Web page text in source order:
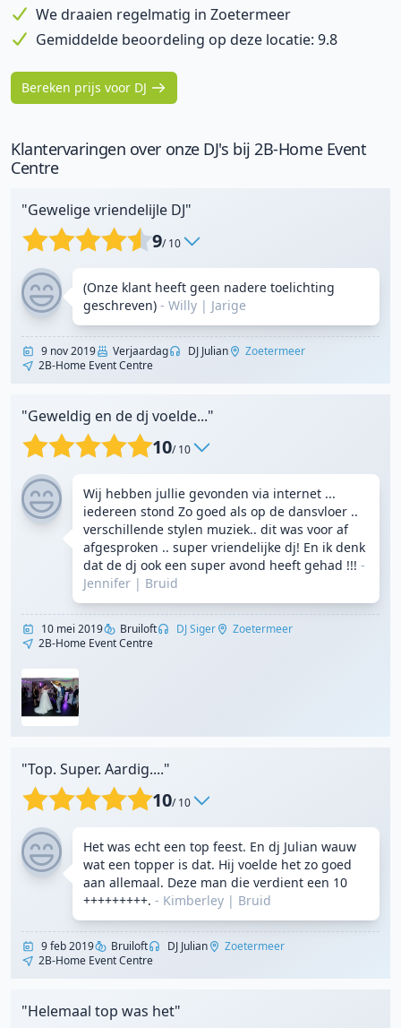
We draaien regelmatig in Zoetermeer
Gemiddelde beoordeling op deze locatie: 9.8
Bereken prijs voor DJ
Klantervaringen over onze DJ's bij 2B-Home Event
Centre
"Gewelige vriendelijle DJ"
9/ 10
(Onze klant heeft geen nadere toelichting
geschreven) - Willy | Jarige
9 nov 2019 Verjaardag DJ Julian
Zoetermeer
2B-Home Event Centre
"Geweldig en de dj voelde..."
10/ 10
Wij hebben jullie gevonden via internet ...
iedereen stond Zo goed als op de dansvloer ..
verschillende stylen muziek.. dit was voor af
afgesproken .. super vriendelijke dj! En ik denk
dat de dj ook een super avond heeft gehad !!! -
Jennifer | Bruid
10 mei 2019 Bruiloft DJ Siger
Zoetermeer
2B-Home Event Centre
"Top. Super. Aardig...."
10/ 10
Het was echt een top feest. En dj Julian wauw
wat een topper is dat. Hij voelde het zo goed
aan allemaal. Deze man die verdient een 10
+++++++++. - Kimberley | Bruid
9 feb 2019 Bruiloft DJ Julian
Zoetermeer
2B-Home Event Centre
"Helemaal top was het"